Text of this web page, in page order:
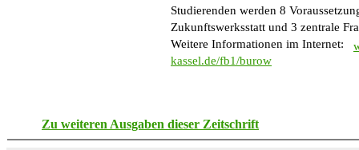
Studierenden werden 8
Zukunftswerksstatt und 3 zentrale
Weitere Informationen im Internet:
kassel.de/fb1/burow
Zu weiteren Ausgaben dieser Zeitschrift